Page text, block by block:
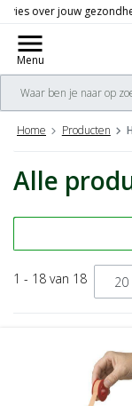
check
menu
Menu
Home Producten
Alle
1 - 18 van 18